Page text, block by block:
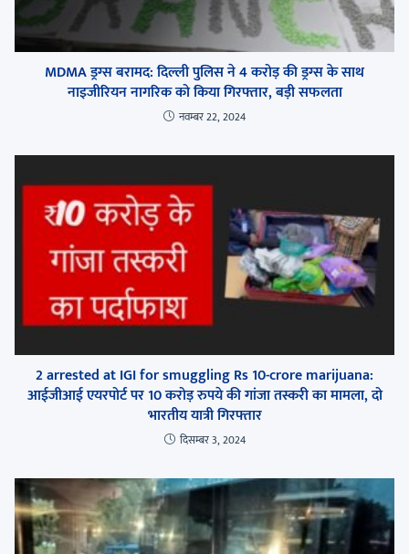
MDMA ड्रग्स बरामद: दिल्ली पुलिस ने 4 करोड़ की ड्रग्स के साथ
नाइजीरियन नागरिक को किया गिरफ्तार, बड़ी सफलता
नवम्बर 22, 2024
2 arrested at IGI for smuggling Rs 10-crore marijuana:
आईजीआई एयरपोर्ट पर 10 करोड़ रुपये की गांजा तस्करी का मामला, दो
भारतीय यात्री गिरफ्तार
दिसम्बर 3, 2024